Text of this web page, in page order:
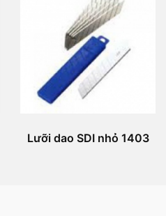
Lưỡi dao SDI nhỏ 1403